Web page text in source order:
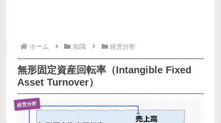
ホーム 知識 経営分析
無形固定資産回転率（Intangible Fixed
Asset Turnover）
経営分析